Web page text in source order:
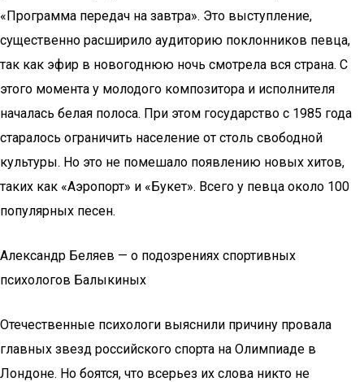
«Программа передач на завтра». Это выступление,
существенно расширило аудиторию поклонников певца,
так как эфир в новогоднюю ночь смотрела вся страна. С
этого момента у молодого композитора и исполнителя
началась белая полоса. При этом государство с 1985 года
старалось ограничить население от столь свободной
культуры. Но это не помешало появлению новых хитов,
таких как «Аэропорт» и «Букет». Всего у певца около 100
популярных песен.
Александр Беляев — о подозрениях спортивных
психологов Балыкиных
Отечественные психологи выяснили причину провала
главных звезд российского спорта на Олимпиаде в
Лондоне. Но боятся, что всерьез их слова никто не